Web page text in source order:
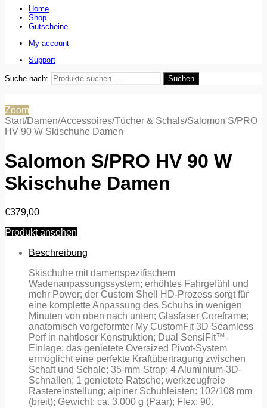
Home
Shop
Gutscheine
My account
Support
Suche nach: Suchen
Zoom
Start/Damen/Accessoires/Tücher & Schals/Salomon S/PRO
HV 90 W Skischuhe Damen
Salomon S/PRO HV 90 W
Skischuhe Damen
€379,00
Produkt ansehen
Beschreibung
Skischuhe mit damenspezifischem
Wadenanpassungssystem; erhöhtes Fahrgefühl und
mehr Power; der Custom Shell HD-Prozess sorgt für
eine komplette Anpassung des Schuhs in wenigen
Minuten von oben nach unten; Glasfaser Coreframe;
anatomisch vorgeformter My CustomFit 3D Seamless
Perf in nahtloser Konstruktion; Dual SensiFit™-
Einlage; das genietete Oversized Pivot-System
ermöglicht eine perfekte Kraftübertragung zwischen
Schaft und Schale; 35-mm-Strap; 4 Aluminium-3D-
Schnallen; 1 genietete Ratsche; werkzeugfreie
Rastereinstellung; alpiner Schuhleisten: 102/108 mm
(breit); Gewicht: ca. 3.000 g (Paar); Flex: 90.